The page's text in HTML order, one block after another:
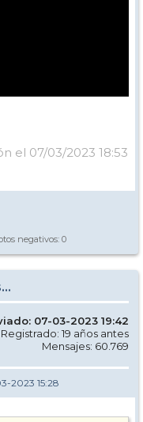
el 07/03/2023 18:53
negativos: 0
07-03-2023 19:42
Registrado: 19 años antes
Mensajes: 60.769
2023 15:28